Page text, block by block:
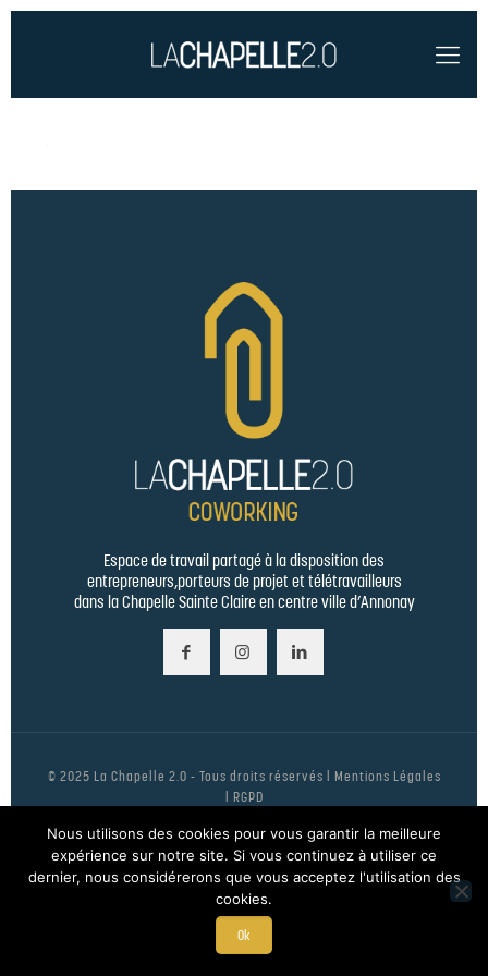
Espace de travail partagé à la disposition des
entrepreneurs,porteurs de projet et télétravailleurs
dans la Chapelle Sainte Claire en centre ville d’Annonay
© 2025 La Chapelle 2.0 - Tous droits réservés | Mentions Légales
RGPD
Nous utilisons des cookies pour vous garantir la meilleure
expérience sur notre site. Si vous continuez à utiliser ce
dernier, nous considérerons que vous acceptez l'utilisation des
cookies.
Ok